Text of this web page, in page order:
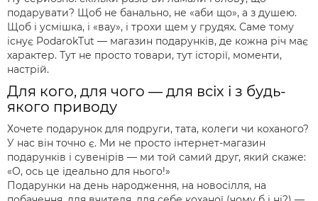
подарувати? Щоб не банально, не «аби що», а з душею.
Щоб і усмішка, і «вау», і трохи щем у грудях. Саме тому
існує PodarokTut — магазин подарунків, де кожна річ має
характер. Тут не просто товари, тут історії, моменти,
настрій.
Для кого, для чого — для всіх і з будь-
якого приводу
Хочете подарунок для подруги, тата, колеги чи коханого?
У нас він точно є. Ми не просто інтернет-магазин
подарунків і сувенірів — ми той самий друг, який скаже:
«О, ось це ідеально для нього!»
Подарунки на день народження, на новосілля, на